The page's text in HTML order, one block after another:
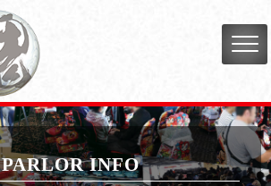
PARLOR INFO